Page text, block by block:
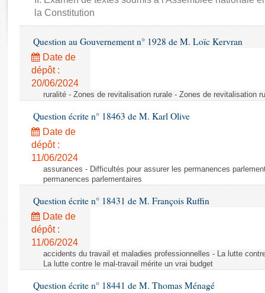
Rapports d'enquête
Rapports législatifs
Baromètre de l’application des lois
Dossiers législatifs
Budget et sécurité sociale
la Constitution
Question au Gouvernement n° 1928 de M. Loïc Kervran
Date de
dépôt :
20/06/2024
ruralité - Zones de revitalisation rurale - Zones de revitalisation
Question écrite n° 18463 de M. Karl Olive
Date de
dépôt :
11/06/2024
assurances - Difficultés pour assurer les permanences
permanences parlementaires
Question écrite n° 18431 de M. François Ruffin
Date de
dépôt :
11/06/2024
accidents du travail et maladies professionnelles - La lutte
La lutte contre le mal-travail mérite un vrai budget
Question écrite n° 18441 de M. Thomas Ménagé